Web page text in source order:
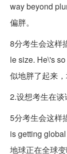
way beyond
偏胖。
8分考生会这样
le size. He\'s
似地胖了起来
2.设想考生在谈
5分考生会这样
is getting
地球正在全球变